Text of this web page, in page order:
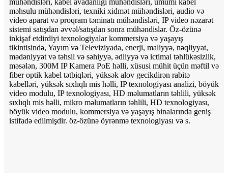
mühəndisləri, kabel avadanlığı mühəndisləri, ümumi kabel
məhsulu mühəndisləri, texniki xidmət mühəndisləri, audio və
video aparat və proqram təminatı mühəndisləri, IP video nəzarət
sistemi satışdan əvvəl/satışdan sonra mühəndislər. Öz-özünə
inkişaf etdirdiyi texnologiyalar kommersiya və yaşayış
tikintisində, Yayım və Televiziyada, enerji, maliyyə, nəqliyyat,
mədəniyyət və təhsil və səhiyyə, ədliyyə və ictimai təhlükəsizlik,
məsələn, 300M IP Kamera PoE həlli, xüsusi mühit üçün məftil və
fiber optik kabel tətbiqləri, yüksək alov gecikdirən rabitə
kabelləri, yüksək sıxlıqlı mis həlli, IP texnologiyası analizi, böyük
video modulu, IP texnologiyası, HD məlumatların təhlili, yüksək
sıxlıqlı mis həlli, mikro məlumatların təhlili, HD texnologiyası,
böyük video modulu, kommersiya və yaşayış binalarında geniş
istifadə edilmişdir. öz-özünə öyrənmə texnologiyası və s.